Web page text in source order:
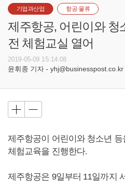
기업과산업 항공·물류
제주항공, 어린이와 청
전 체험교실 열어
2019-05-09 15:14:08
윤휘종 기자 - yhj@businesspost.co.kr
제주항공이 어린이와 청소년
체험교육을 진행한다.
제주항공은 9일부터 11일까지